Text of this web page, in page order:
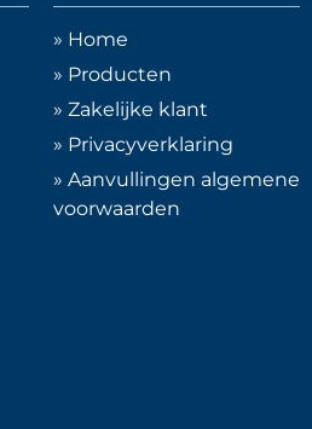
» Home
» Producten
» Zakelijke klant
» Privacyverklaring
» Aanvullingen algemene
voorwaarden